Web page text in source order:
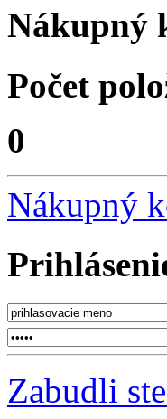
Nákupný
Počet
0
Nákupný
Zabudli